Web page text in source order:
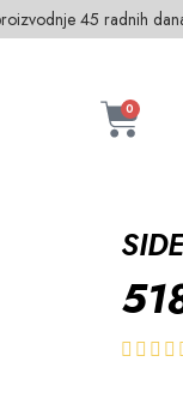
45 radnih
0